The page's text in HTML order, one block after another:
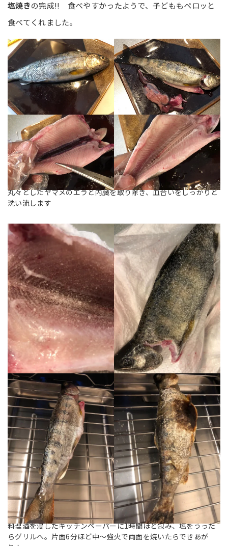
塩焼きの完成!! 食べやすかったようで、子どももペロッと
食べてくれました。
丸々としたヤマメのエラと内臓を取り除き、血合いをしっかりと
洗い流します
料理酒を浸したキッチンペーパーに1時間ほど包み、塩をうった
らグリルへ。片面6分ほど中～強火で両面を焼いたらできあが